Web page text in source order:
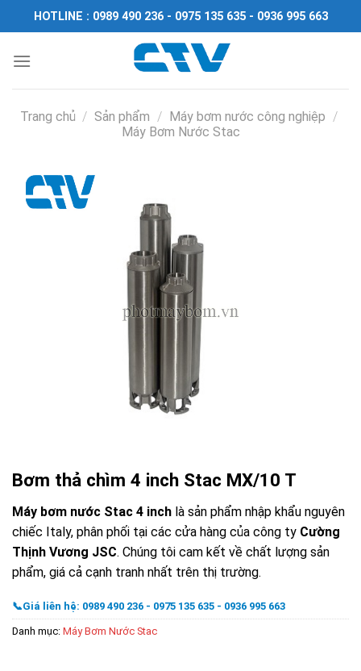
Chuyển
đến
dung
HOTLINE : 0989 490 236 - 0975 135 635 - 0936 995 663
Trang chủ / Sản phẩm / Máy bơm nước công nghiệp /
Máy Bơm Nước Stac
Bơm thả chìm 4 inch Stac MX/10 T
Máy bơm nước Stac 4 inch là sản phẩm nhập khẩu nguyên
chiếc Italy, phân phối tại các cửa hàng của công ty Cường
Thịnh Vương JSC. Chúng tôi cam kết về chất lượng sản
phẩm, giá cả cạnh tranh nhất trên thị trường.
📞Giá liên hệ: 0989 490 236 - 0975 135 635 - 0936 995 663
Danh mục: Máy Bơm Nước Stac